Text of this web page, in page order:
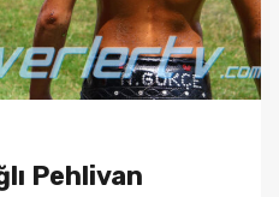
Pehlivan